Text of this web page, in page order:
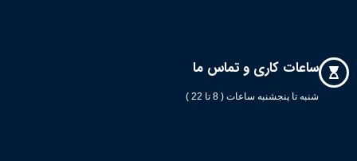
ساعات کاری و تماس ما
شنبه تا پنجشنبه ساعات ( 8 تا 22 )